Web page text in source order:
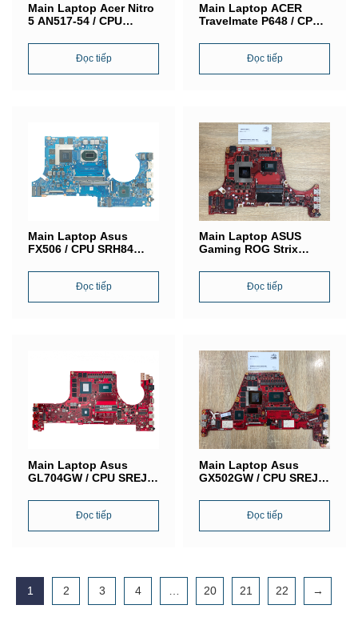
Main Laptop Acer Nitro
5 AN517-54 / CPU
11400U) / VGA NVIDIA
GeForce GTX 1650 / LA-
L181P
Đọc tiếp
Main Laptop ACER
Travelmate P648 / CPU
6500U) / VGA NVIDIA
GeForce 940M / LA-
D301P
Đọc tiếp
Main Laptop Asus
FX506 / CPU SRH84
VGA GTX1650-V4G /
DABKXDMB8E0
Đọc tiếp
Main Laptop ASUS
Gaming ROG Strix
Core i7-9750H) / VGA
NVIDIA GeForce GTX
1050
Đọc tiếp
Main Laptop Asus
GL704GW / CPU SREJQ
VGA NVIDIA GTX1060
RTX2070-8GĐọc tiếp
Main Laptop Asus
GX502GW / CPU SREJQ
VGA NVIDIA GeForce
RTX 2060 /Đọc tiếp
1 2 3 4 … 20 21 22 →